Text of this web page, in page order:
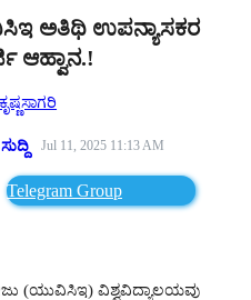
ಅತಿಥಿ ಉಪನ್ಯಾಸಕರ
ಆಹ್ವಾನ.!
ಕೃಷ್ಣಸಾಗರಿ
Jul 11, 2025 11:13 AM
Telegram Group
(ಯುವಿಸಿಇ) ವಿಶ್ವವಿದ್ಯಾಲಯವು